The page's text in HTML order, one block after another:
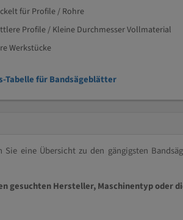
für Profile / Rohre
Profile / Kleine Durchmesser Vollmaterial
Werkstücke
Tabelle für Bandsägeblätter
Sie eine Übersicht zu den gängigsten
gesuchten Hersteller, Maschinentyp oder